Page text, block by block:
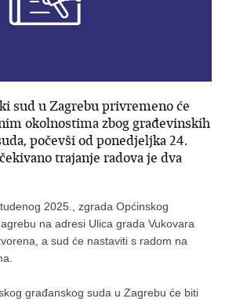
sud u Zagrebu privremeno će
okolnostima zbog građevinskih
počevši od ponedjeljka 24.
trajanje radova je dva
2025., zgrada Općinskog
na adresi Ulica grada Vukovara
a sud će nastaviti s radom na
građanskog suda u Zagrebu će biti